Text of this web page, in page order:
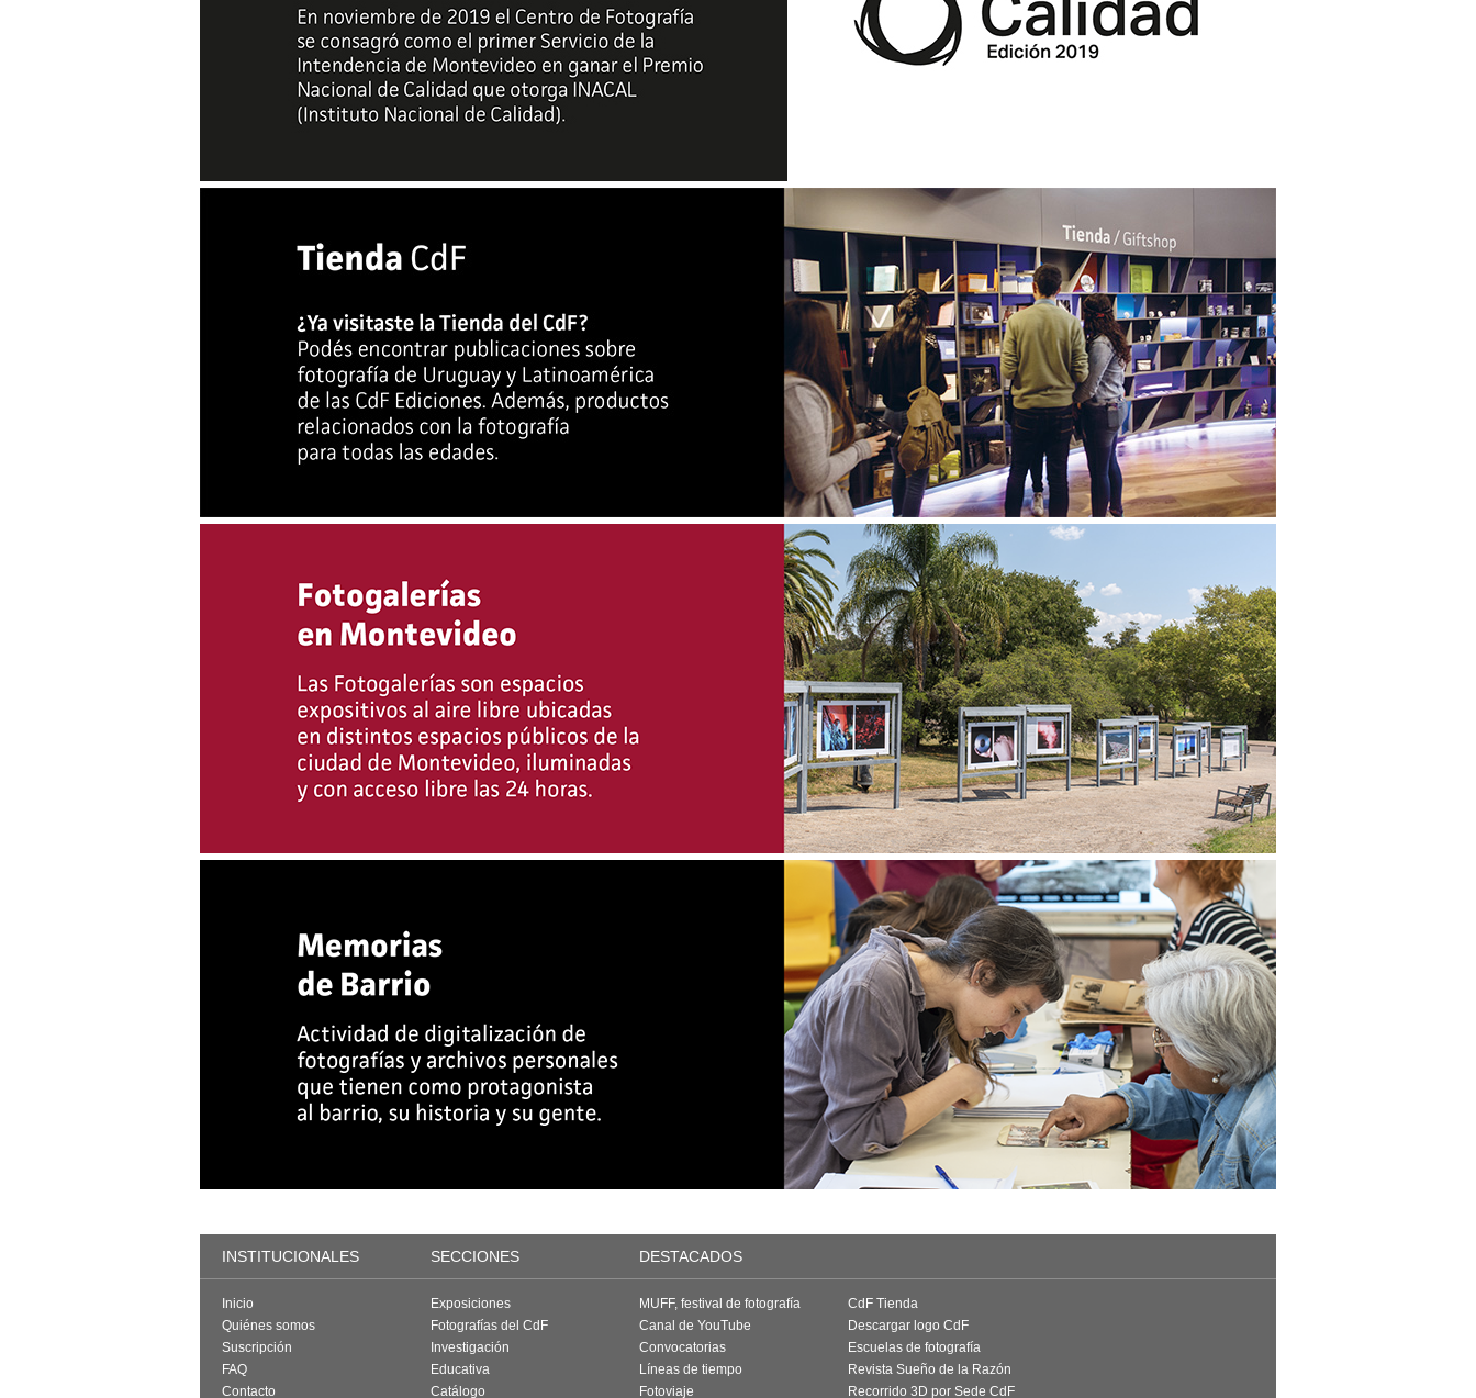
INSTITUCIONALES SECCIONES DESTACADOS
Inicio
Quiénes somos
Suscripción
FAQ
Contacto
Exposiciones
Fotografías del CdF
Investigación
Educativa
Catálogo
MUFF, festival de fotografía
Canal de YouTube
Convocatorias
Líneas de tiempo
Fotoviaje
CdF Tienda
Descargar logo CdF
Escuelas de fotografía
Revista Sueño de la Razón
Recorrido 3D por Sede CdF